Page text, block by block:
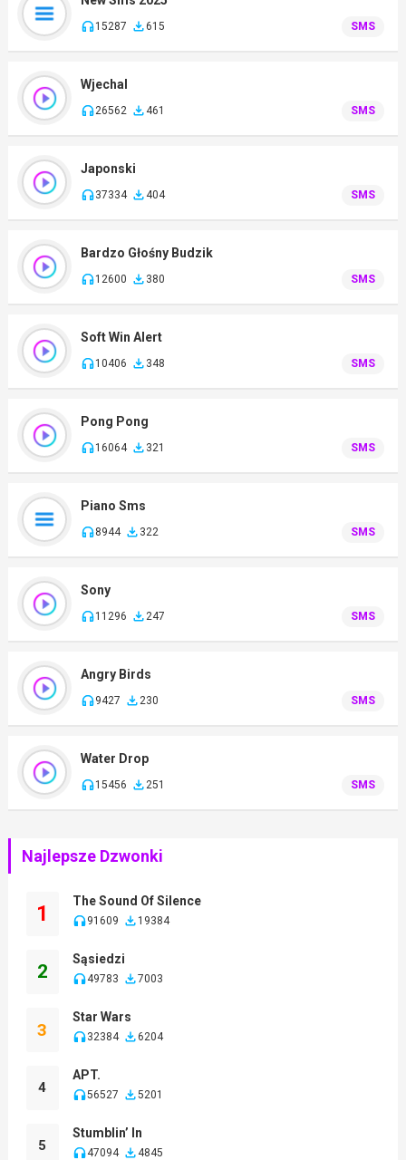
15287 615 SMS
Wjechal
26562 461 SMS
Japonski
37334 404 SMS
Bardzo Głośny Budzik
12600 380 SMS
Soft Win Alert
10406 348 SMS
Pong Pong
16064 321 SMS
Piano Sms
8944 322 SMS
Sony
11296 247 SMS
Angry Birds
9427 230 SMS
Water Drop
15456 251 SMS
Najlepsze Dzwonki
1
The Sound Of Silence
91609 19384
2
Sąsiedzi
49783 7003
3
Star Wars
32384 6204
4
APT.
56527 5201
5
Stumblin’ In
47094 4845